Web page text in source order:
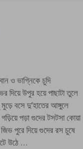
ভাগ্নিকে চুদি
উপুর হয়ে পাছাটা তুলে
বসে দু’হাতের আঙ্গুলে
পড়া গুদের টসটসা কোয়া
পুরে দিয়ে গুদের রস চুষে
উঠে …